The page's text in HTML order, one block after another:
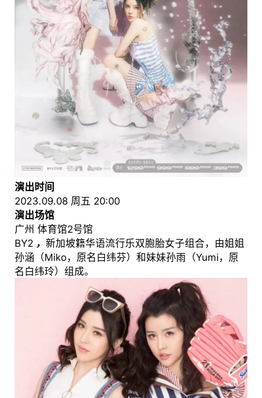
演出时间
2023.09.08 周五 20:00
演出场馆
广州 体育馆2号馆
BY2 ， 新加坡籍华语流行乐双胞胎女子组合，由姐姐
孙涵（Miko，原名白纬芬）和妹妹孙雨（Yumi，原
名白纬玲）组成。